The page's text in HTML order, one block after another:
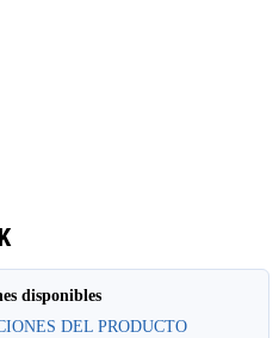
disponibles
DEL PRODUCTO